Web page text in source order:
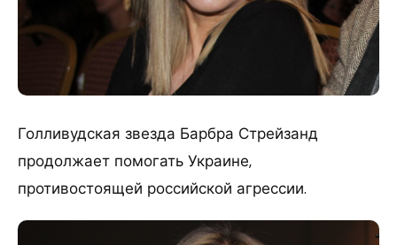
Голливудская звезда Барбра Стрейзанд
продолжает помогать Украине,
противостоящей российской агрессии.